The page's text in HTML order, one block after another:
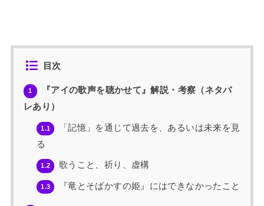
目次
1
『アイの歌声を聴かせて』解説・考察（ネタバ
レあり）
1.1
「記憶」を通じて過去を、あるいは未来を見
る
1.2 歌うこと、祈り、虚構
1.3 『竜とそばかすの姫』にはできなかったこと